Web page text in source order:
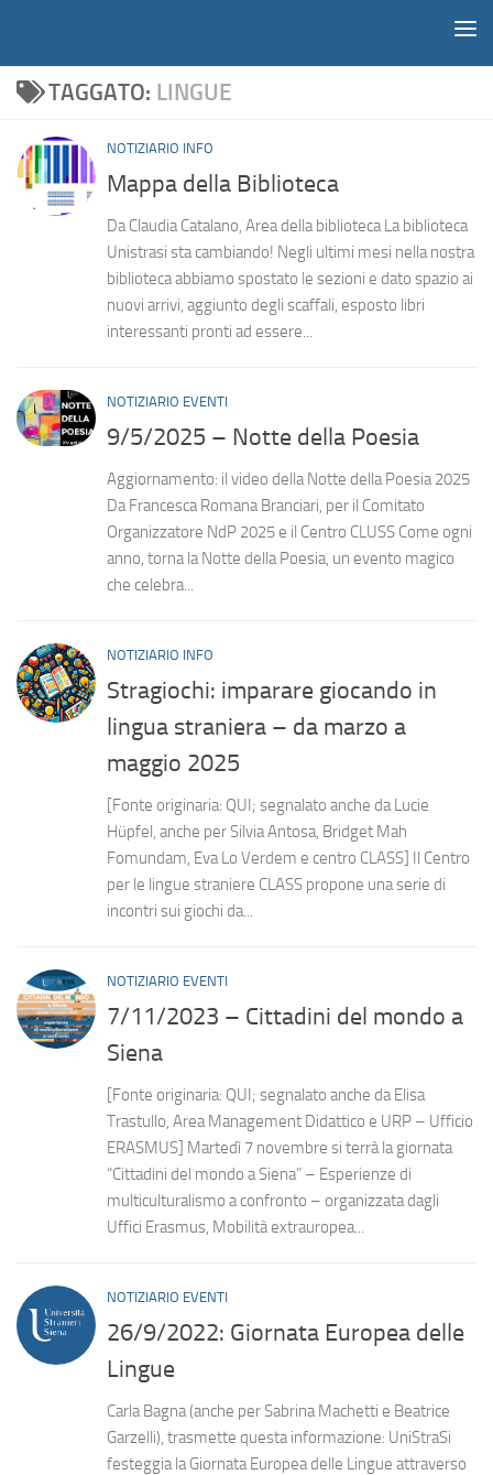
TAGGATO: LINGUE
NOTIZIARIO INFO
Mappa della Biblioteca
Da Claudia Catalano, Area della biblioteca La biblioteca
Unistrasi sta cambiando! Negli ultimi mesi nella nostra
biblioteca abbiamo spostato le sezioni e dato spazio ai
nuovi arrivi, aggiunto degli scaffali, esposto libri
interessanti pronti ad essere...
NOTIZIARIO EVENTI
9/5/2025 – Notte della Poesia
Aggiornamento: il video della Notte della Poesia 2025
Da Francesca Romana Branciari, per il Comitato
Organizzatore NdP 2025 e il Centro CLUSS Come ogni
anno, torna la Notte della Poesia, un evento magico
che celebra...
NOTIZIARIO INFO
Stragiochi: imparare giocando in
lingua straniera – da marzo a
maggio 2025
[Fonte originaria: QUI; segnalato anche da Lucie
Hüpfel, anche per Silvia Antosa, Bridget Mah
Fomundam, Eva Lo Verdem e centro CLASS] Il Centro
per le lingue straniere CLASS propone una serie di
incontri sui giochi da...
NOTIZIARIO EVENTI
7/11/2023 – Cittadini del mondo a
Siena
[Fonte originaria: QUI; segnalato anche da Elisa
Trastullo, Area Management Didattico e URP – Ufficio
ERASMUS] Martedì 7 novembre si terrà la giornata
“Cittadini del mondo a Siena” – Esperienze di
multiculturalismo a confronto – organizzata dagli
Uffici Erasmus, Mobilità extrauropea...
NOTIZIARIO EVENTI
26/9/2022: Giornata Europea delle
Lingue
Carla Bagna (anche per Sabrina Machetti e Beatrice
Garzelli), trasmette questa informazione: UniStraSi
festeggia la Giornata Europea delle Lingue attraverso